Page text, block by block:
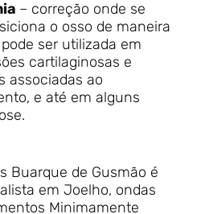
– correção onde se
o osso de maneira
ser utilizada em
cartilaginosas e
associadas ao
e até em alguns
Buarque de Gusmão é
em Joelho, ondas
Minimamente